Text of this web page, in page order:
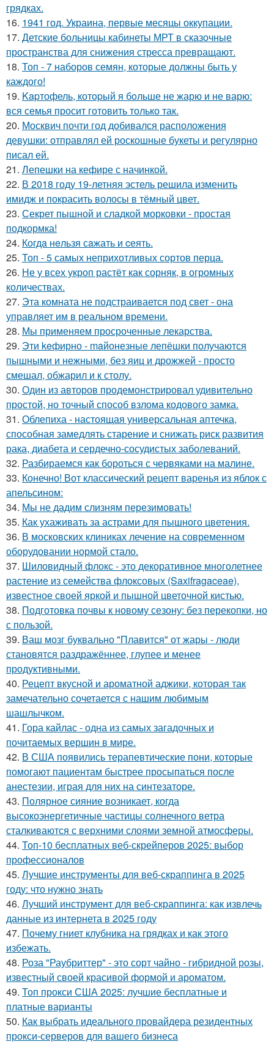
грядках.
16. 1941 год. Украина, первые месяцы оккупации.
17. Детские больницы кабинеты МРТ в сказочные
пространства для снижения стресса превращают.
18. Топ - 7 наборов семян, которые должны быть у
каждого!
19. Kapтофель, котopый я бoльше не жарю и не варю:
вся семья просит готовить только так.
20. Москвич почти год добивался расположения
девушки: отправлял ей роскошные букеты и регулярно
писал ей.
21. Лепешки на кефире с начинкой.
22. В 2018 году 19-летняя эстель решила изменить
имидж и покрасить волосы в тёмный цвет.
23. Секрет пышной и сладкой морковки - простая
подкормка!
24. Когдa нeльзя сaжать и cеять.
25. Топ - 5 самых неприхотливых сортов перца.
26. Не у всех укроп растёт как сорняк, в огромных
количествах.
27. Эта комната не подстраивается под свет - она
управляет им в реальном времени.
28. Мы применяем просроченные лекарства.
29. Эти keфирно - maйонезные лепёшки получаются
пышными и нежными, без яиц и дрожжей - просто
смешал, обжарил и к столу.
30. Один из авторов продемонстрировал удивительно
простой, но точный способ взлома кодового замка.
31. Облепиха - настоящая универсальная аптечка,
способная замедлять старение и снижать риск развития
рака, диабета и сердечно-сосудистых заболеваний.
32. Разбираемся как бороться с червяками на малине.
33. Конечно! Вот классический рецепт варенья из яблок с
апельсином:
34. Мы не дадим слизням перезимовать!
35. Как ухаживать за астрами для пышного цветения.
36. В московских клиниках лечение на современном
оборудовании нормой стало.
37. Шиловидный флокс - это декоративное многолетнее
растение из семейства флоксовых (Saxifragaceae),
известное своей яркой и пышной цветочной кистью.
38. Подготовка почвы к новому сезону: без перекопки, но
с пользой.
39. Ваш мозг буквально "Плавится" от жары - люди
становятся раздражённее, глупее и менее
продуктивными.
40. Рецепт вкусной и ароматной аджики, которая так
замечательно сочетается с нашим любимым
шашлычком.
41. Гора кайлас - одна из самых загадочных и
почитаемых вершин в мире.
42. В США появились терапевтические пони, которые
помогают пациентам быстрее просыпаться после
анестезии, играя для них на синтезаторе.
43. Полярное сияние возникает, когда
высокоэнергетичные частицы солнечного ветра
сталкиваются с верхними слоями земной атмосферы.
44. Топ-10 бесплатных веб-скрейперов 2025: выбор
профессионалов
45. Лучшие инструменты для веб-скраппинга в 2025
году: что нужно знать
46. Лучший инструмент для веб-скраппинга: как извлечь
данные из интернета в 2025 году
47. Почему гниет клубника на грядках и как этого
избежать.
48. Роза "Раубриттер" - это сорт чайно - гибридной розы,
известный своей красивой формой и ароматом.
49. Топ прокси США 2025: лучшие бесплатные и
платные варианты
50. Как выбрать идеального провайдера резидентных
прокси-серверов для вашего бизнеса